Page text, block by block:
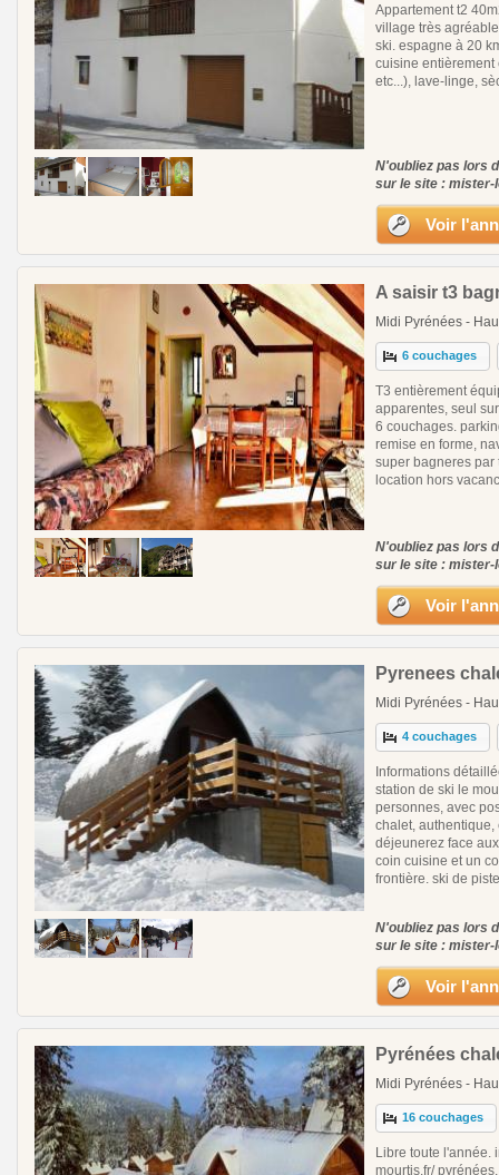
Appartement t2
village très
ski. espagne à 20
cuisine
etc...), lave-linge,
N'oubliez pas lors
sur le site : mister-
Voir
A saisir t3
Midi Pyrénées -
6 couchages
T3 entièrement
apparentes, seul
6 couchages.
remise en forme,
super bagneres
location hors
N'oubliez pas lors
sur le site : mister-
Voir
Pyrenees
Midi Pyrénées -
4 couchages
Informations
station de ski le
personnes, avec
chalet,
déjeunerez face
coin cuisine et un
frontière. ski de
N'oubliez pas lors
sur le site : mister-
Voir
Pyrénées
Midi Pyrénées -
16 couchages
Libre toute l'année.
mourtis.fr/